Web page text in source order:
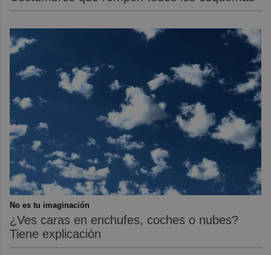
No es tu imaginación
¿Ves caras en enchufes, coches o nubes?
Tiene explicación